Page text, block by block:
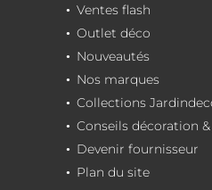
Ventes flash
Outlet déco
Nouveautés
Nos marques
Collections
Conseils décoration
Devenir fournisseur
Plan du site